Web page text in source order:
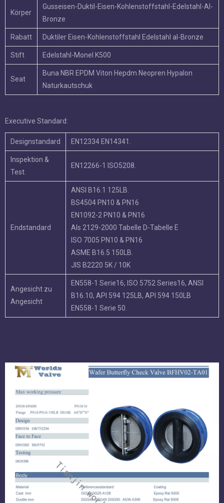
Körper
Gusseisen-Duktil-Eisen-Kohlenstoffstahl-Edelstahl-Al-
Bronze
Rabatt Duktiler Eisen-Kohlenstoffstahl Edelstahl al-Bronze
Stift Edelstahl-Monel K500
Seat
Buna NBR EPDM Viton Hepdm Neopren Hypalon
Naturkautschuk
Executive Standard:
Designstandard EN12334 EN14341.
Inspektion &
Test.
EN12266-1 ISO5208.
Endstandard
ANSI B16.1 125LB.
BS4504 PN10 & PN16
EN1092-2 PN10 & PN16
Als 2129-2000 Tabelle D-Tabelle E
ISO 7005 PN10 & PN16
ASME B16.5 150LB.
JIS B2220 5K / 10K
Angesicht zu
Angesicht
EN558-1 Serie16, ISO 5752 Series16, ANSI
B16.10, API 594 125LB, API 594 150LB
EN558-1 Serie 50.